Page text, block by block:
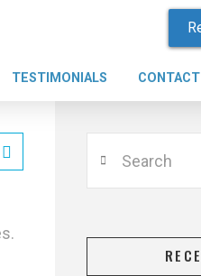
TESTIMONIALS CONTACT